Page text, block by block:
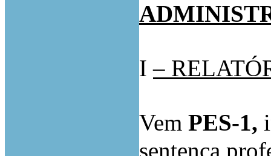
I–
Vem PES-1,
sentença